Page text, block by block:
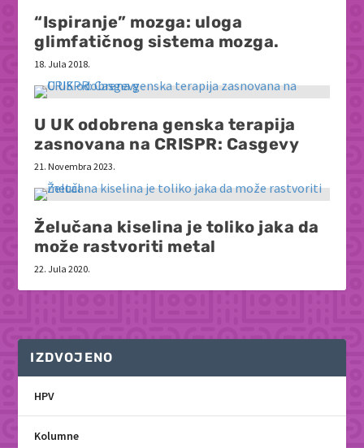
“Ispiranje” mozga: uloga
glimfatičnog sistema mozga.
18. Jula 2018.
U UK odobrena genska terapija
zasnovana na CRISPR: Casgevy
21. Novembra 2023.
Želučana kiselina je toliko jaka da
može rastvoriti metal
22. Jula 2020.
IZDVOJENO
HPV
Kolumne